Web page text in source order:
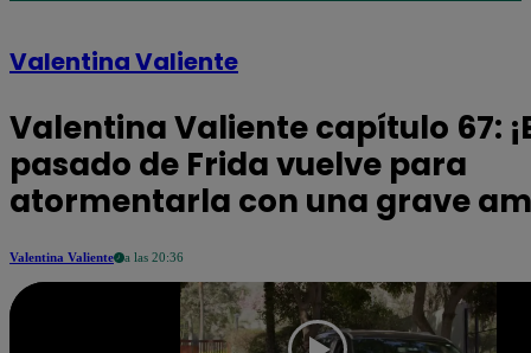
Valentina Valiente
Valentina Valiente capítulo 67:
pasado de Frida vuelve para
atormentarla con una grave
Valentina Valiente a las 20:36